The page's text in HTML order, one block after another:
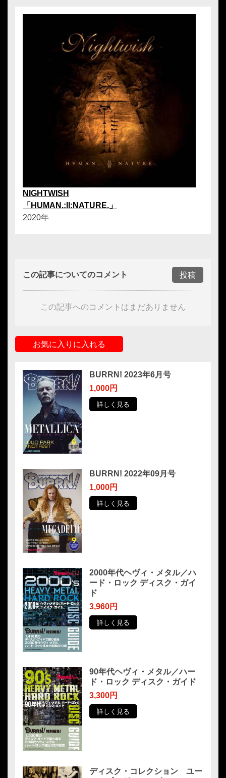
NIGHTWISH
「HUMAN.:II:NATURE.」
2020年
この記事についてのコメント 投稿
この記事へのコメントはまだありません
お気に入りに入れる
BURRN! 2023年6月号
1,000円
詳しく見る
BURRN! 2022年09月号
1,000円
詳しく見る
2000年代ヘヴィ・メタル／ハ
ード・ロック ディスク・ガイ
ド
3,960円
詳しく見る
90年代ヘヴィ・メタル／ハー
ド・ロック ディスク・ガイド
3,300円
詳しく見る
ディスク・コレクション ユー